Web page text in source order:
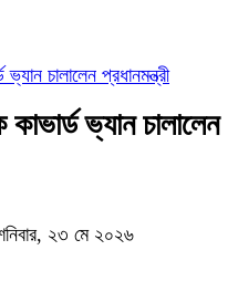
চালালেন প্রধানমন্ত্রী
ভ্যান চালালেন
২৩ মে ২০২৬